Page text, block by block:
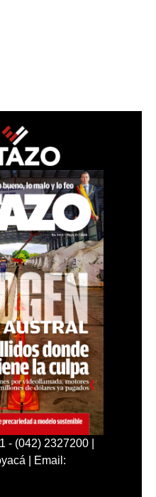
- (042) 2327200 |
| Email: